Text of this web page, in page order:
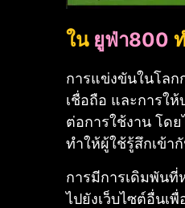
ใน ยูฟ่า800
การแข่งขันในโล
เชื่อถือ และการใ
ต่อการใช้งาน โด
ทำให้ผู้ใช้รู้สึกเข้า
การมีการเดิมพันที่
ไปยังเว็บไซต์อื่นเ